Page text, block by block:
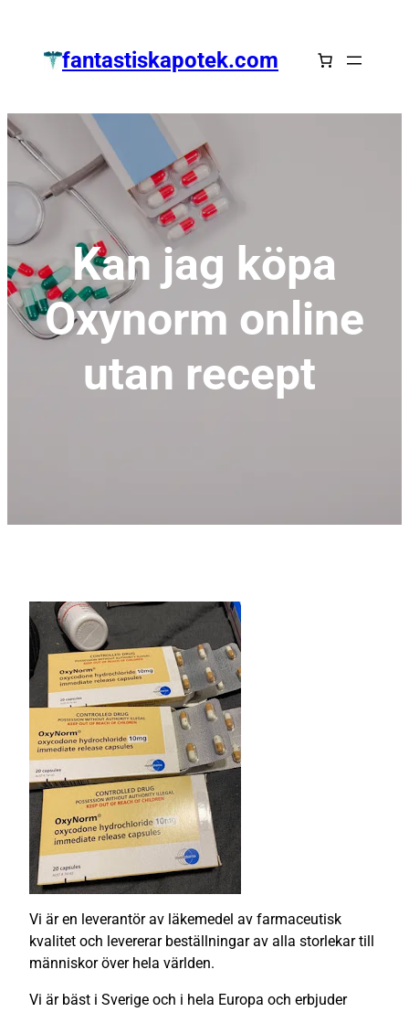
springenfantastiskapotek.com
Kan jag köpa
Oxynorm online
utan recept
Vi är en leverantör av läkemedel av farmaceutisk
kvalitet och levererar beställningar av alla storlekar till
människor över hela världen.
Vi är bäst i Sverige och i hela Europa och erbjuder